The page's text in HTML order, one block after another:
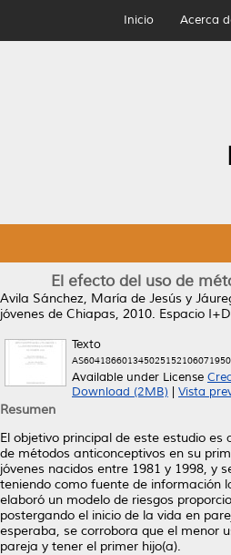
Inicio Acerca
El efecto del uso de
Avila Sánchez, María de Jesús y
jóvenes de Chiapas, 2010. Espacio
Texto
Available under License
Download (2MB)
Vista
Resumen
El objetivo principal de este estudio
de métodos anticonceptivos en su
jóvenes nacidos entre 1981 y 1998, y
teniendo como fuente de información
elaboró un modelo de riesgos
postergando el inicio de la vida en
esperaba, se corrobora que el menor
pareja y tener el primer hijo(a).